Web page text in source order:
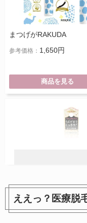
まつげがRAKUDA
参考価格： 1,650円
商品を見る
ラッシュジェリードロ
ええっ？医療脱